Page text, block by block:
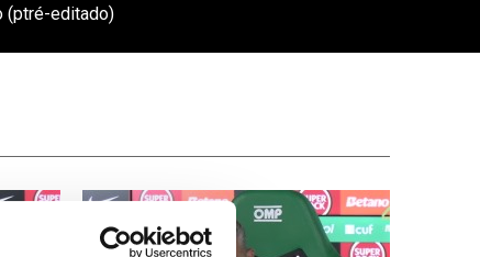
(ptré-editado)